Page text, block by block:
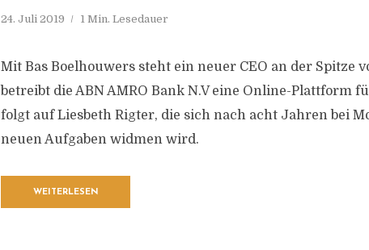
24. Juli 2019 1 Min. Lesedauer
Mit Bas Boelhouwers steht ein neuer CEO an der Spitze
betreibt die ABN AMRO Bank N.V eine Online-Plattform
folgt auf Liesbeth Rigter, die sich nach acht Jahren bei
neuen Aufgaben widmen wird.
WEITERLESEN